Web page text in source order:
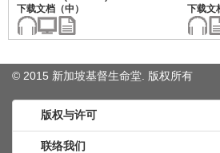
© 2015 新加坡基督生命堂. 版权所有
版权与许可
联络我们